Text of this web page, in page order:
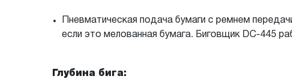
Пневматическая подача бумаги с ремнем
если это мелованная бумага. Биговщик DC-445
Глубина бига: